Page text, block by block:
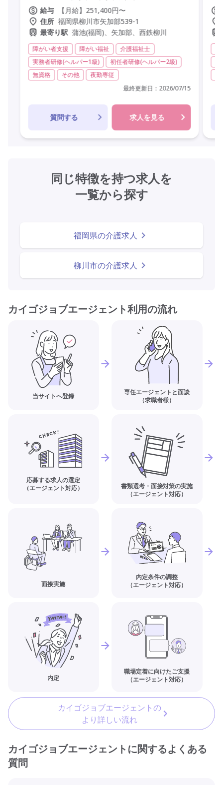
給与
【月給】251,400円〜
住所 福岡県柳川市矢加部539-1
最寄り駅 蒲池(福岡)、矢加部、西鉄柳川
障がい者支援 障がい福祉
介護福祉士
実務者研修(ヘルパー1級)
初任者研修(ヘルパー2級)
無資格
その他
夜勤専従
最終更新日： 2026/07/15
質問する 求人を見る
同じ特徴を持つ求人を
一覧から探す
福岡県の介護求人
柳川市の介護求人
カイゴジョブエージェント利用の流れ
当サイトへ登録
専任エージェントと面談
（求職者様）
応募する求人の選定
（エージェント対応）
書類選考・面接対策の実施
（エージェント対応）
面接実施
内定条件の調整
（エージェント対応）
内定
職場定着に向けたご支援
（エージェント対応）
カイゴジョブエージェントの
より詳しい流れ
カイゴジョブエージェントに関するよくある
質問